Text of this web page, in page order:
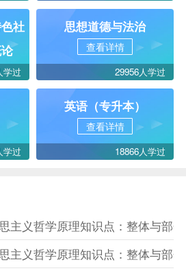
社
学过
思想道德与法治
查看详情
29956人学过
学过
英语（专升本）
查看详情
18866人学过
主义哲学原理知识点：整体与部
主义哲学原理知识点：整体与部